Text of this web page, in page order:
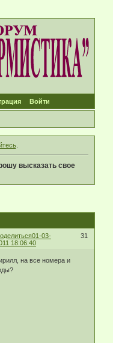
Войти
.
высказать свое
31
01-03-
18:06:40
на все номера и